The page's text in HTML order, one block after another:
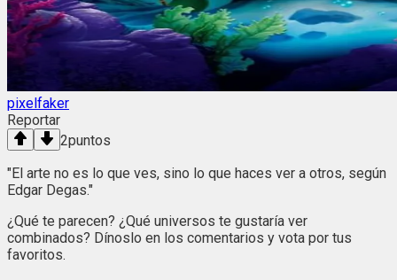
pixelfaker
Reportar
2puntos
"El arte no es lo que ves, sino lo que haces ver a otros, según
Edgar Degas."
¿Qué te parecen? ¿Qué universos te gustaría ver
combinados? Dínoslo en los comentarios y vota por tus
favoritos.